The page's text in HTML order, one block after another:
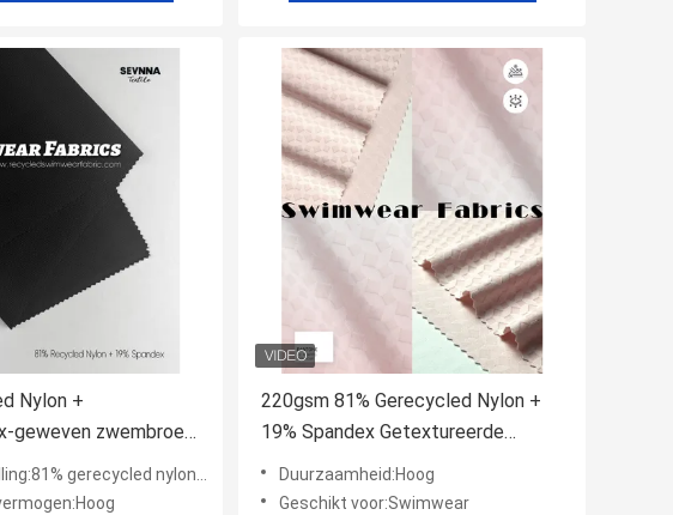
Nylon +
geweven zwembroek
gerecycled nylon+19% SPANDEX
220gsm 81% Gerecycled Nylon +
19% Spandex Getextureerde
Zwemstof voor Zwemkleding
Duurzaamheid:Hoog
Geschikt voor:Swimwear